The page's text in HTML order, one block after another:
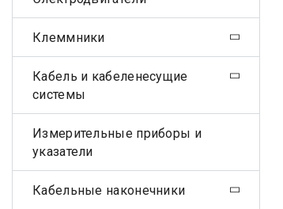
Клеммники
Кабель и кабеленесущие
системы
Измерительные приборы и
указатели
Кабельные наконечники